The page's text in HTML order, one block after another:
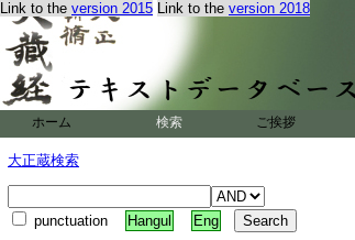
Link to the version 2015 Link to the version 2018
ホーム 検索 ご挨拶
大正蔵検索
punctuation Hangul Eng